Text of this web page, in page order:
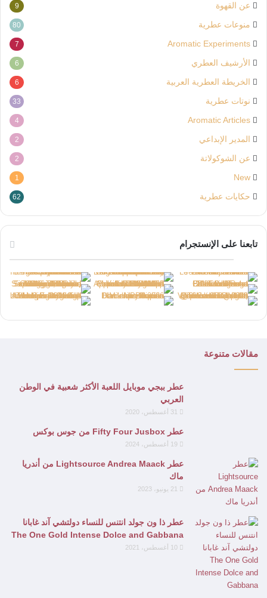
عن القهوة 9
منوعات عطرية 80
Aromatic Experiments
7
الأرشيف العطري 6
الخريطة العطرية العربية 6
نوتات عطرية 33
Aromatic Articles
4
المدير الإبداعي 2
عن الشوكولاتة 2
New
1
حكايات عطرية 62
تابعنا على الإنستجرام
مقالات متنوعة
عطر ببجي موبايل اللعبة الأكثر شعبية في الوطن
العربي
31 أغسطس، 2020
عطر Fifty Four Jusbox من جوس بوكس
19 أغسطس، 2024
عطر Lightsource Andrea Maack من أندريا
ماك
21 يونيو، 2023
عطر ذا ون جولد انتنس للنساء دولتشي آند غابانا
The One Gold Intense Dolce and Gabbana
10 أغسطس، 2021